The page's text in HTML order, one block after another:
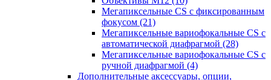
Мегапиксельные CS c фиксированным
фокусом (21)
Мегапиксельные вариофокальные CS c
автоматической диафрагмой (28)
Мегапиксельные вариофокальные CS c
ручной диафрагмой (4)
Дополнительные аксессуары, опции,